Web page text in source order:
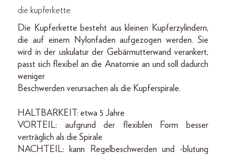
die kupferkette
Die Kupferkette besteht aus kleinen Kupferzylindern,
die auf einem Nylonfaden aufgezogen werden. Sie
wird in der uskulatur der Gebärmutterwand verankert,
passt sich flexibel an die Anatomie an und soll dadurch
weniger
Beschwerden verursachen als die Kupferspirale.
HALTBARKEIT: etwa 5 Jahre
VORTEIL: aufgrund der flexiblen Form besser
verträglich als die Spirale
NACHTEIL: kann Regelbeschwerden und -blutung